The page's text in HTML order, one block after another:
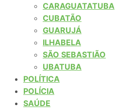
CARAGUATATUBA
CUBATÃO
GUARUJÁ
ILHABELA
SÃO SEBASTIÃO
UBATUBA
POLÍTICA
POLÍCIA
SAÚDE